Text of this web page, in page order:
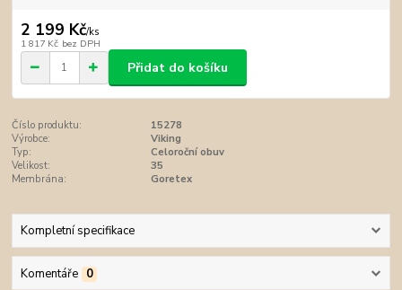
2 199 Kč/ks
1 817 Kč bez DPH
Přidat do košíku
Číslo produktu:
15278
Výrobce:
Viking
Typ:
Celoroční obuv
Velikost:
35
Membrána:
Goretex
Kompletní specifikace
Komentáře 0